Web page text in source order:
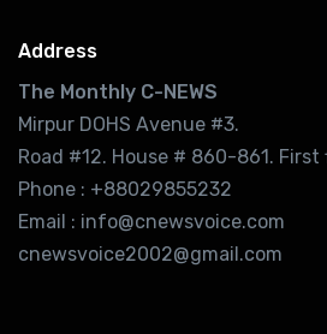
Address
The Monthly C-NEWS
Mirpur DOHS Avenue #3.
Road #12. House # 860-861. First
Phone : +88029855232
Email : info@cnewsvoice.com
cnewsvoice2002@gmail.com